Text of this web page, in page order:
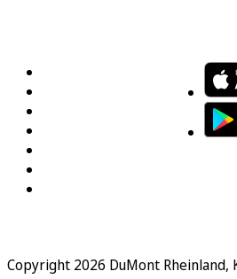
Copyright 2026 DuMont Rheinland,